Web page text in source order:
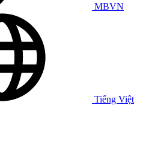
MBVN
Tiếng Việt